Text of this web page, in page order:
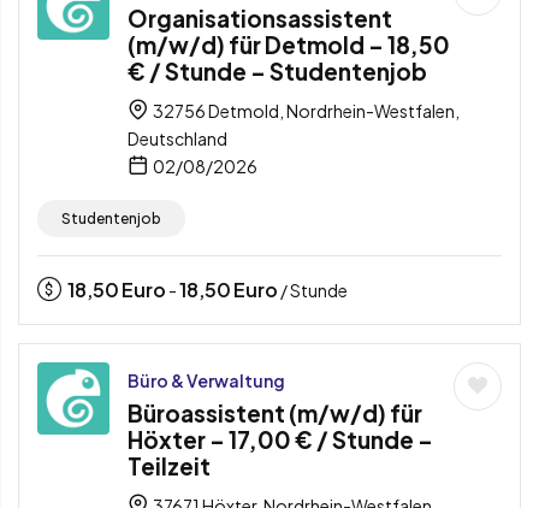
Organisationsassistent
(m/w/d) für Detmold – 18,50
€ / Stunde – Studentenjob
32756 Detmold, Nordrhein-Westfalen,
Deutschland
02/08/2026
Studentenjob
18,50Euro -18,50Euro / Stunde
Büro & Verwaltung
Büroassistent (m/w/d) für
Höxter – 17,00 € / Stunde –
Teilzeit